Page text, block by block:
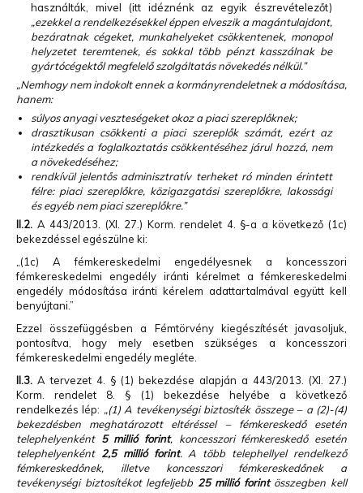
használták, mivel (itt idéznénk az egyik észrevételezőt)
„ezekkel a rendelkezésekkel éppen elveszik a magántulajdont,
bezáratnak cégeket, munkahelyeket csökkentenek, monopol
helyzetet teremtenek, és sokkal több pénzt kasszálnak be
gyártócégektől megfelelő szolgáltatás növekedés nélkül.”
„Nemhogy nem indokolt ennek a kormányrendeletnek a módosítása,
hanem:
súlyos anyagi veszteségeket okoz a piaci szereplőknek;
drasztikusan csökkenti a piaci szereplők számát, ezért az
intézkedés a foglalkoztatás csökkentéséhez járul hozzá, nem
a növekedéséhez;
rendkívül jelentős adminisztratív terheket ró minden érintett
félre: piaci szereplőkre, közigazgatási szereplőkre, lakossági
és egyéb nem piaci szereplőkre.”
II.2. A 443/2013. (XI. 27.) Korm. rendelet 4. §-a a következő (1c)
bekezdéssel egészülne ki:
„(1c) A fémkereskedelmi engedélyesnek a koncesszori
fémkereskedelmi engedély iránti kérelmet a fémkereskedelmi
engedély módosítása iránti kérelem adattartalmával együtt kell
benyújtani.”
Ezzel összefüggésben a Fémtörvény kiegészítését javasoljuk,
pontosítva, hogy mely esetben szükséges a koncesszori
fémkereskedelmi engedély megléte.
II.3. A tervezet 4. § (1) bekezdése alapján a 443/2013. (XI. 27.)
Korm. rendelet 8. § (1) bekezdése helyébe a következő
rendelkezés lép: „(1) A tevékenységi biztosíték összege – a (2)-(4)
bekezdésben meghatározott eltéréssel – fémkereskedő esetén
telephelyenként 5 millió forint, koncesszori fémkereskedő esetén
telephelyenként 2,5 millió forint. A több telephellyel rendelkező
fémkereskedőnek, illetve koncesszori fémkereskedőnek a
tevékenységi biztosítékot legfeljebb 25 millió forintösszegben kell